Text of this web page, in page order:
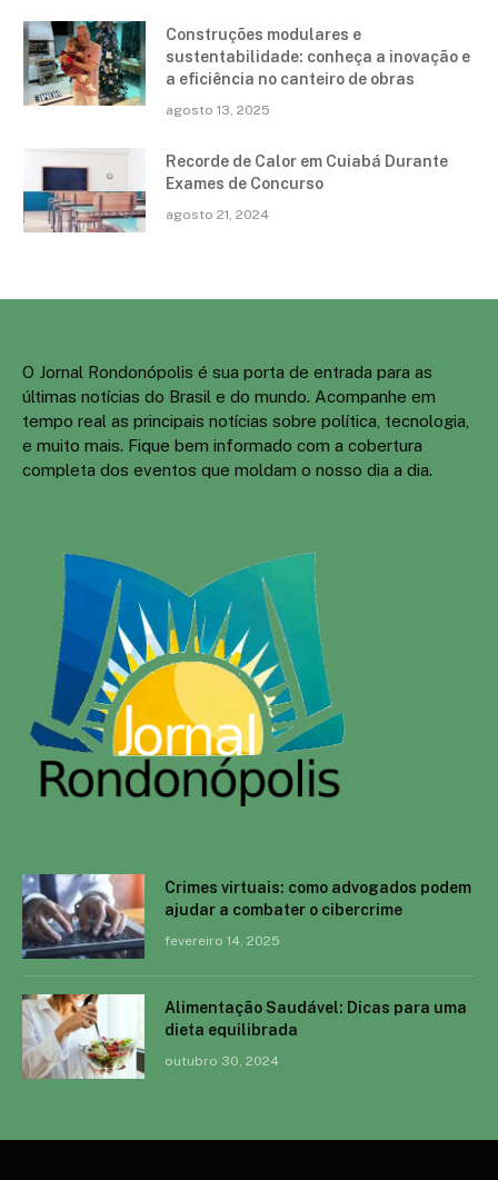
Construções modulares e
sustentabilidade: conheça a inovação e
a eficiência no canteiro de obras
agosto 13, 2025
Recorde de Calor em Cuiabá Durante
Exames de Concurso
agosto 21, 2024
O Jornal Rondonópolis é sua porta de entrada para as
últimas notícias do Brasil e do mundo. Acompanhe em
tempo real as principais notícias sobre política, tecnologia,
e muito mais. Fique bem informado com a cobertura
completa dos eventos que moldam o nosso dia a dia.
Crimes virtuais: como advogados podem
ajudar a combater o cibercrime
fevereiro 14, 2025
Alimentação Saudável: Dicas para uma
dieta equilibrada
outubro 30, 2024